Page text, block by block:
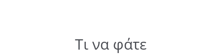
Τι να φάτε